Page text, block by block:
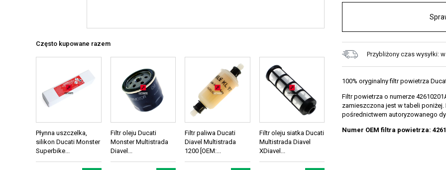
Często kupowane razem
Płynna uszczelka,
silikon Ducati Monster
Superbike...
Filtr oleju Ducati
Monster Multistrada
Diavel...
Filtr paliwa Ducati
Diavel Multistrada
1200 [OEM:...
Filtr oleju siatka Ducati
Multistrada Diavel
XDiavel...
Przybliżony czas wysyłki:
100% oryginalny filtr powietrza
Filtr powietrza o numerze
zamieszczona jest w tabeli
pośrednictwem autoryzowanego
Numer OEM filtra powietrza: